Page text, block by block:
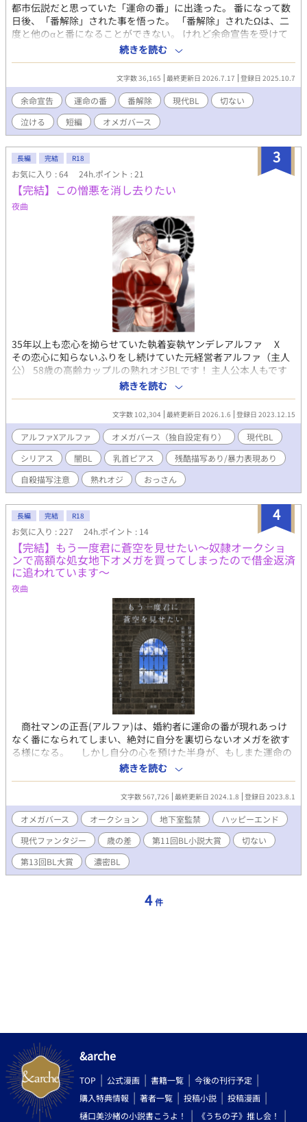
都市伝説だと思っていた「運命の番」に出逢った。 番になって数
日後、「番解除」された事を悟った。 「番解除」されたΩは、二
度と他のαと番になることができない。 けれど余命宣告を受けて
いた僕にとっては都合が良かった。 ＊＊様々な形での応援ありが
とうございます。＊＊
続きを読む
文字数 36,165 最終更新日 2026.7.17 登録日 2025.10.7
余命宣告 運命の番 番解除 現代BL
切ない
泣ける
短編 オメガバース
3
長編 完結 R18
お気に入り : 64 24h.ポイント : 21
【完結】この憎悪を消し去りたい
夜曲
35年以上も恋心を拗らせていた執着妄執ヤンデレアルファ X
その恋心に知らないふりをし続けていた元経営者アルファ（主人
公） 58歳の高齢カップルの熟れオジBLです！ 主人公本人もです
が、ツガイのオメガも、どちゃんこ酷い目に遭います。倫理観は
仕事しません。 残酷描写・輪姦レイプ描写、なんでも許せる方に
のみにお勧めします。 春森さん主催の#闇BL2023企画、地獄BL企
画参加作品。 表紙はトリュフ様（@trufflechocolat）に依頼して
描いて頂きました。 『もう一度君に蒼空を見せたい～奴隷オーク
ションで高額な処女地下オメガを買ってしまったので借金返済に
追われています～』の親世代のお話に焦点を当てたスピンオフで
す。 #がついている話は重複しております。 タグ：強制番解除薬/
大学の同級生/烙印/焼き印/乳首ピアス/人身売買/アルファxベー
心が壊れる/執愛/集団レイプ/NTR/モブレ/鬼畜/自殺未遂/運命の
番/オジXオジ/チクピ/アルファxアルファ ……タグは随時追加しま
すが、とにかくてんこ盛りです！w
続きを読む
文字数 102,304 最終更新日 2026.1.6 登録日 2023.12.15
アルファXアルファ オメガバース（独自設定有り）
現代BL
シリアス
闇BL 乳首ピアス
残酷描写あり/暴力表現あり
自殺描写注意
熟れオジ おっさん
4
長編 完結 R18
お気に入り : 227 24h.ポイント : 14
【完結】もう一度君に蒼空を見せたい〜奴隷オークショ
ンで高額な処女地下オメガを買ってしまったので借金返済
に追われています〜
夜曲
商社マンの正吾(アルファ)は、婚約者に運命の番が現れあっけ
なく番になられてしまい、絶対に自分を裏切らないオメガを欲す
る様になる。 しかし自分の心を預けた半身が、もしまた運命の
番に出会い自分の元を離れてしまったらと考えると普通に恋愛を
する勇気はない。半ば自棄になった正吾は地下オークションで奴
隷オメガを購入する事に決めた。 そうして訪れた初オークショ
ンの日、涙に濡れる処女オメガを変態どもから救いたいと、つい
想定よりかなり高額な入札をしてしまう。 落札金額は一般的な
サラリーマンの生涯年収を優に超えていた為、正吾は昼夜問わず
働き詰めとなってしまう。そこへ事件が起き、どう頑張っても返
済が間に合わなくなってしまった。 債務不履行になって愛した
オメガを地下オークションに連れ戻されてしまうのか、貸し出し
正吾は究極の選択を迫られることとなる。 果たして身の程に合
わない高額な入札をしてしまった正吾は、無事借金返済できるの
ドではありますが、話の冒頭に注釈を付けますのでご自衛お願い
します。 内容はフィクションです。現実世界での人身売買には頑
固として反対致します。 誤字脱字のご連絡、文章の書き方のご指
導、ご添削など全て大歓迎です。 メインカプタグ：体格差/シリア
ス/金融/戦争勃発/相思相愛/ハッピーエンド/ お清めセッ/わからセ
ッ/寝バック/発情期/すれ違い/健気/前科/妊娠/出産/奴隷/ヘタレ攻
続きを読む
文字数 567,726 最終更新日 2024.1.8 登録日 2023.8.1
オメガバース オークション 地下室監禁
ハッピーエンド
現代ファンタジー
歳の差 第11回BL小説大賞
切ない
第13回BL大賞
濃密BL
4 件
&arche
TOP 公式漫画 書籍一覧
今後の刊行予定
購入特典情報
著者一覧 投稿小説
投稿漫画
樋口美沙緒の小説書こうよ！
《うちの子》推し会！